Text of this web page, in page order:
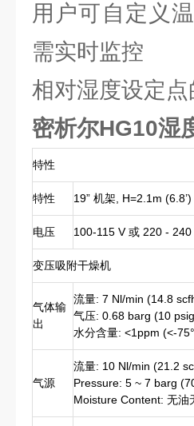
用户可自定义
需实时监控
相对湿度设定
密析尔HG10湿
特性
特性 19” 机架, H=2.1m (6.8’)
电压 100-115 V 或 220 -
变压吸附干燥机
气体输
出
流量: 7 Nl/min (14.8
气压: 0.68 barg (10
水分含量: <1ppm (<-
气源
流量: 10 Nl/min (21.2
Pressure: 5 ~ 7 barg
Moisture Content: 无油